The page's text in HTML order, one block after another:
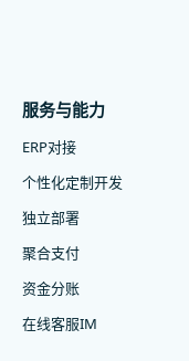
服务与能力
ERP对接
个性化定制开发
独立部署
聚合支付
资金分账
在线客服IM